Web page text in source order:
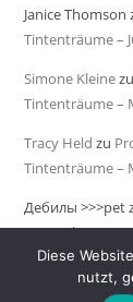
Janice Thomson
Tintenträume –
Simone Kleinezu
Tintenträume –
Tracy Held zu
Tintenträume –
Дебилы >>>pet
Meeresküste
Diese
nutzt,